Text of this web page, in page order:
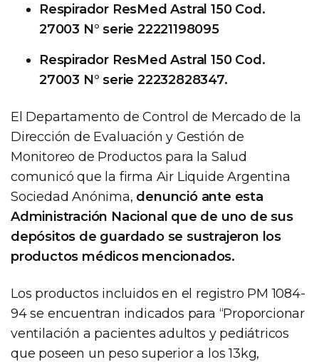
Respirador ResMed Astral 150 Cod.
27003 N° serie 22221198095
Respirador ResMed Astral 150 Cod.
27003 N° serie 22232828347.
El Departamento de Control de Mercado de la
Dirección de Evaluación y Gestión de
Monitoreo de Productos para la Salud
comunicó que la firma Air Liquide Argentina
Sociedad Anónima, denunció ante esta
Administración Nacional que de uno de sus
depósitos de guardado se sustrajeron los
productos médicos mencionados.
Los productos incluidos en el registro PM 1084-
94 se encuentran indicados para “Proporcionar
ventilación a pacientes adultos y pediátricos
que poseen un peso superior a los 13kg,